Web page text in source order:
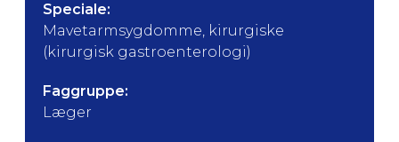
Speciale:
Mavetarmsygdomme, kirurgiske
(kirurgisk gastroenterologi)
Faggruppe:
Læger